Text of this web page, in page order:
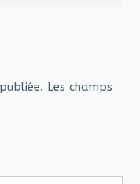
Les champs